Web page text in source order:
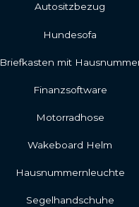
Autositzbezug
Hundesofa
Briefkasten mit
Finanzsoftware
Motorradhose
Wakeboard Helm
Hausnummernleuchte
Segelhandschuhe